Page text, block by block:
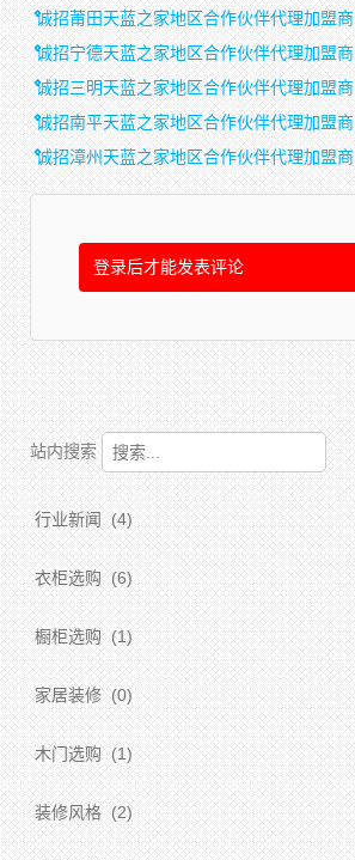
诚招莆田天蓝之家地区合作伙伴代理加盟商
诚招宁德天蓝之家地区合作伙伴代理加盟商
诚招三明天蓝之家地区合作伙伴代理加盟商
诚招南平天蓝之家地区合作伙伴代理加盟商
诚招漳州天蓝之家地区合作伙伴代理加盟商
登录后才能发表评论
站内搜索
行业新闻 (4)
衣柜选购 (6)
橱柜选购 (1)
家居装修 (0)
木门选购 (1)
装修风格 (2)